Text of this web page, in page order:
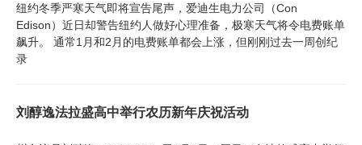
纽约冬季严寒天气即将宣告尾声，爱迪生电力公司（Con
Edison）近日却警告纽约人做好心理准备，极寒天气将令电费账单
飙升。 通常1月和2月的电费账单都会上涨，但刚刚过去一周创纪
录
刘醇逸法拉盛高中举行农历新年庆祝活动